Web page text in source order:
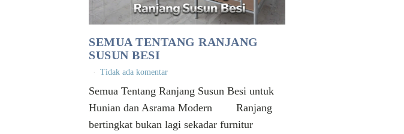
SEMUA TENTANG RANJANG
SUSUN BESI
Tidak ada komentar
Semua Tentang Ranjang Susun Besi untuk
Hunian dan Asrama Modern Ranjang
bertingkat bukan lagi sekadar furnitur